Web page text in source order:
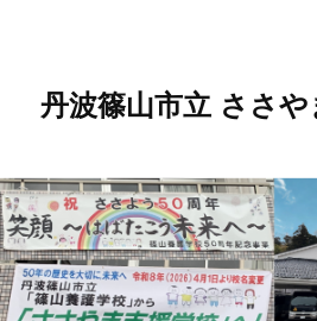
ツ
へ
移
動
へ
移
動
丹波篠山市立 ささ